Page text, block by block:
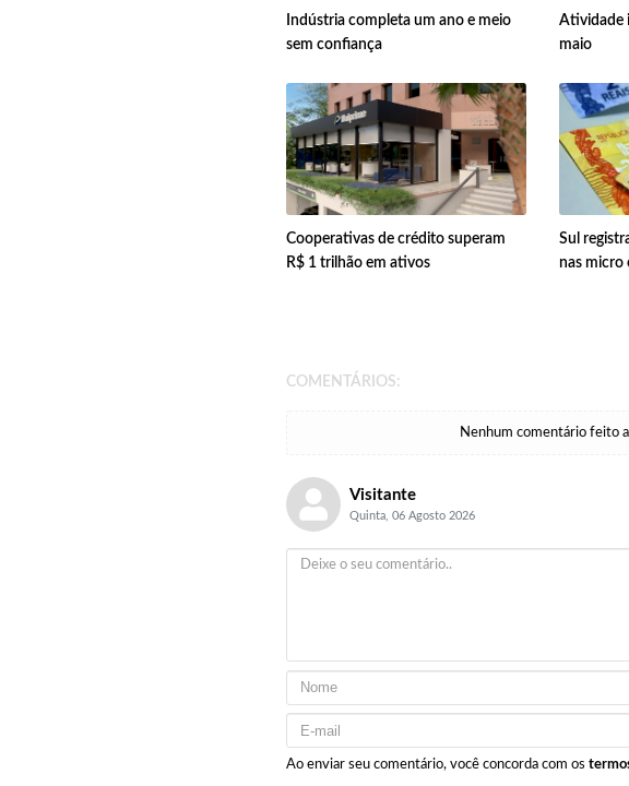
Indústria completa um ano e meio
sem confiança
Atividade
maio
Cooperativas de crédito superam
R$ 1 trilhão em ativos
Sul
nas micro
COMENTÁRIOS:
Nenhum comentário feito
Visitante
Quinta, 06 Agosto 2026
Ao enviar seu comentário, você concorda com os